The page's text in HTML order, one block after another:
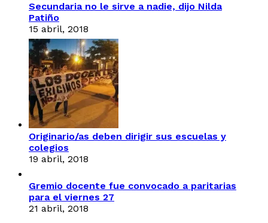
Secundaria no le sirve a nadie, dijo Nilda
Patiño
15 abril, 2018
Originario/as deben dirigir sus escuelas y
colegios
19 abril, 2018
Gremio docente fue convocado a paritarias
para el viernes 27
21 abril, 2018